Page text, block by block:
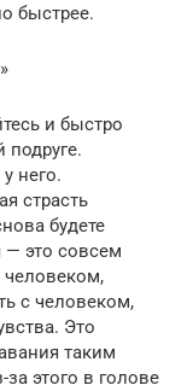
быстрее.
и быстро
подруге.
него.
страсть
будете
— это совсем
человеком,
с человеком,
Это
таким
этого в голове